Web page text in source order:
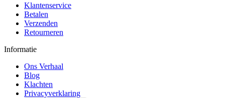
Klantenservice
Betalen
Verzenden
Retourneren
Informatie
Ons Verhaal
Blog
Klachten
Privacyverklaring